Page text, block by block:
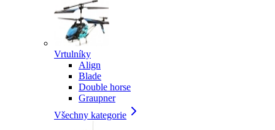
Vrtulníky
Align
Blade
Double horse
Graupner
Všechny kategorie